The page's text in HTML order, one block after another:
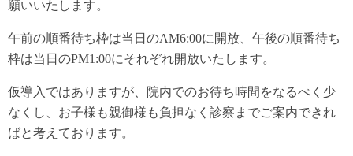
願いいたします。
午前の順番待ち枠は当日のAM6:00に開放、午後の順番待ち
枠は当日のPM1:00にそれぞれ開放いたします。
仮導入ではありますが、院内でのお待ち時間をなるべく少
なくし、お子様も親御様も負担なく診察までご案内できれ
ばと考えております。